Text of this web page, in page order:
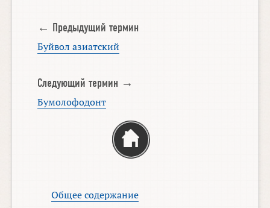
← Предыдущий термин
Буйвол азиатский
Следующий термин →
Бумолофодонт
Общее содержание